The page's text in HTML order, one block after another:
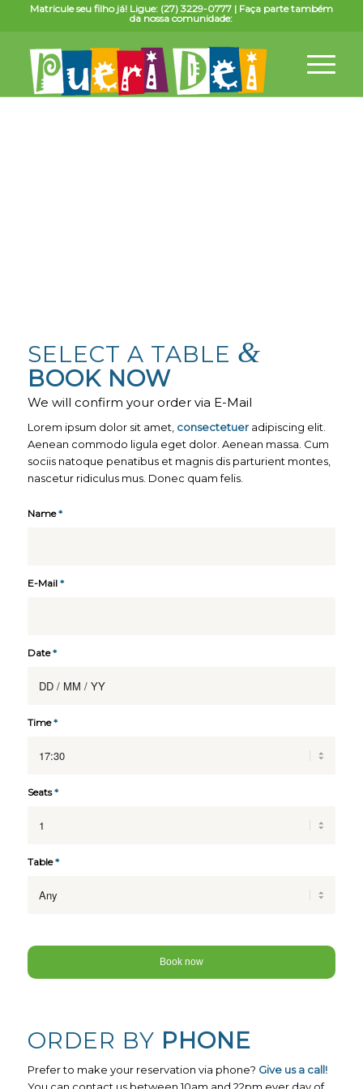
Matricule seu filho já! Ligue: (27) 3229-0777 | Faça parte também
da nossa comunidade:
SELECT A TABLE &
BOOK NOW
We will confirm your order via E-Mail
Lorem ipsum dolor sit amet, consectetueradipiscing elit.
Aenean commodo ligula eget dolor. Aenean massa. Cum
sociis natoque penatibus et magnis dis parturient montes,
nascetur ridiculus mus. Donec quam felis.
Name*
E-Mail *
Date*
Time*
Seats*
Table*
ORDER BY PHONE
Prefer to make your reservation via phone? Give us a call!